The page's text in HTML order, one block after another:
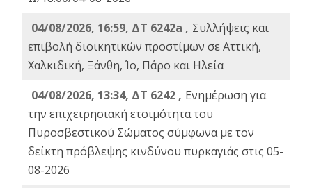
04/08/2026, 16:59, ΔΤ 6242a , Συλλήψεις και
επιβολή διοικητικών προστίμων σε Αττική,
Χαλκιδική, Ξάνθη, Ίο, Πάρο και Ηλεία
04/08/2026, 13:34, ΔΤ 6242 , Ενημέρωση για
την επιχειρησιακή ετοιμότητα του
Πυροσβεστικού Σώματος σύμφωνα με τον
δείκτη πρόβλεψης κινδύνου πυρκαγιάς στις 05-
08-2026